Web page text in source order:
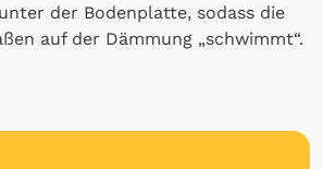
der Bodenplatte, sodass die
auf der Dämmung „schwimmt“.